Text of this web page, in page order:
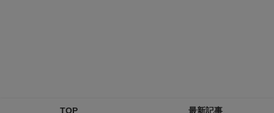
TOP 最新記事